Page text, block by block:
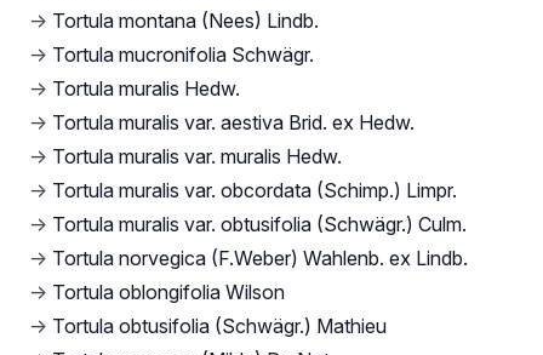
→ Tortula montana (Nees) Lindb.
→ Tortula mucronifolia Schwägr.
→ Tortula muralis Hedw.
→ Tortula muralis var. aestiva Brid. ex Hedw.
→ Tortula muralis var. muralis Hedw.
→ Tortula muralis var. obcordata (Schimp.) Limpr.
→ Tortula muralis var. obtusifolia (Schwägr.) Culm.
→ Tortula norvegica (F.Weber) Wahlenb. ex Lindb.
→ Tortula oblongifolia Wilson
→ Tortula obtusifolia (Schwägr.) Mathieu